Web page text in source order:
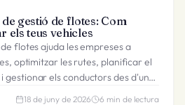
gestió de flotes: Com
els teus vehicles
flotes ajuda les empreses a
optimitzar les rutes, planificar el
els conductors des d'una
18 de juny de 2026 6 min de lectura